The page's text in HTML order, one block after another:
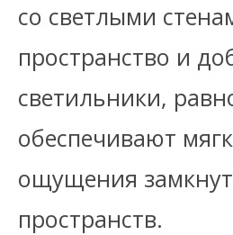
со светлыми
пространство и
светильники,
обеспечивают
ощущения
пространств.